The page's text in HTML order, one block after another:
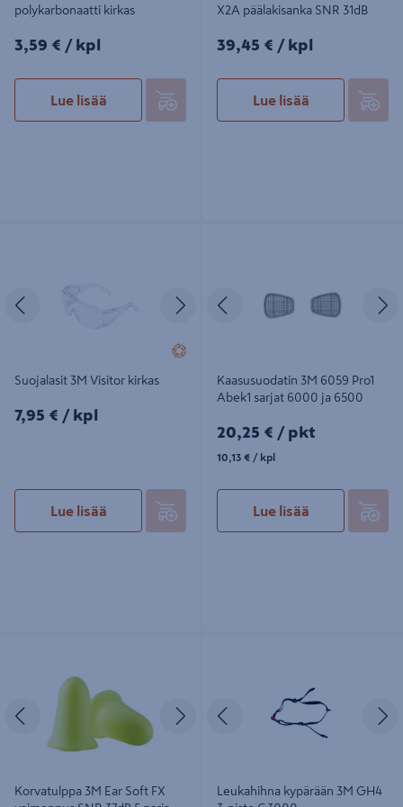
polykarbonaatti kirkas
3,59€/kpl
3,59 € / kpl
Lue lisää
X2A päälakisanka SNR 31dB
39,45€/kpl
39,45 € / kpl
Lue lisää
Edellinen Seuraava
Suojalasit 3M Visitor kirkas
7,95€/kpl
7,95 € / kpl
Lue lisää
Edellinen
Kaasusuodatin 3M 6059 Pro1
Abek1 sarjat 6000 ja 6500
20,25€/pkt
20,25 € / pkt
10,13€/kpl
10,13 € / kpl
Lue lisää
Edellinen Seuraava
Korvatulppa 3M Ear Soft FX
Edellinen
Leukahihna kypärään 3M GH4